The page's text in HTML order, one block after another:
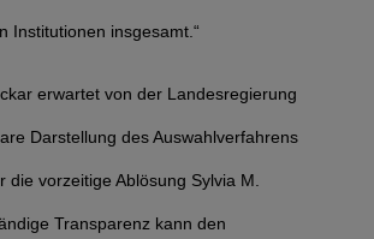
Institutionen insgesamt.“
erwartet von der Landesregierung
Darstellung des Auswahlverfahrens
die vorzeitige Ablösung Sylvia M.
Transparenz kann den